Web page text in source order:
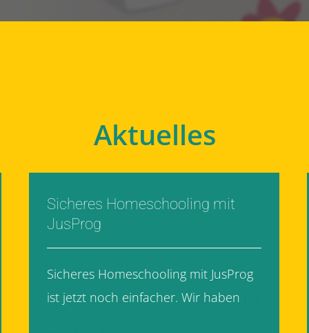
Aktuelles
Sicheres Homeschooling mit
JusProg
Sicheres Homeschooling mit JusProg
ist jetzt noch einfacher. Wir haben